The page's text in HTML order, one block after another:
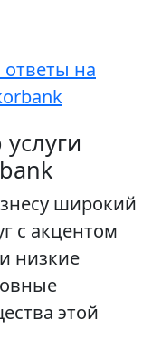
на
широкий
с акцентом
низкие
этой